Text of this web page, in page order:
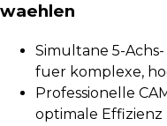
waehlen
Simultane 5-
fuer komplexe,
Professionelle
optimale